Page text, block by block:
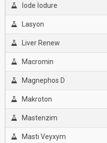
İode İodure
Lasyon
Liver Renew
Macromin
Magnephos D
Makroton
Mastenzim
Masti Veyxym